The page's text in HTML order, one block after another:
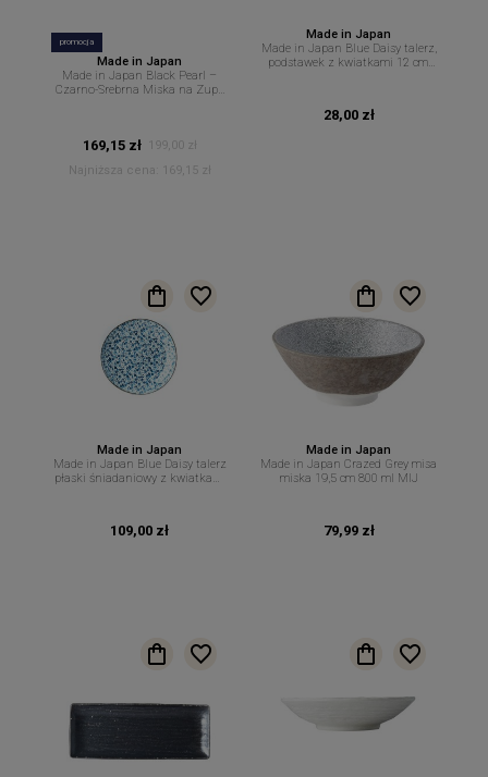
promocja
Made in Japan
Made in Japan Black Pearl –
Czarno-Srebrna Miska na Zupę
169,15 zł
199,00 zł
Najniższa cena:
169,15 zł
Made in Japan
Made in Japan Blue Daisy talerz,
podstawek z kwiatkami 12 cm.
28,00 zł
Made in Japan
Made in Japan Blue Daisy talerz
płaski śniadaniowy z kwiatkami
109,00 zł
Made in Japan
Made in Japan Crazed Grey misa
miska 19,5 cm 800 ml MIJ
79,99 zł